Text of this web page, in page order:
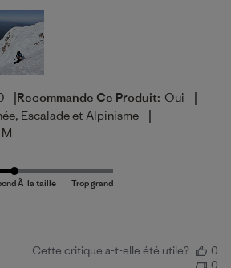
|Recommande Ce Produit: Oui |
Escalade et Alpinisme |
M
Cette critique a-t-elle été utile?
0
0